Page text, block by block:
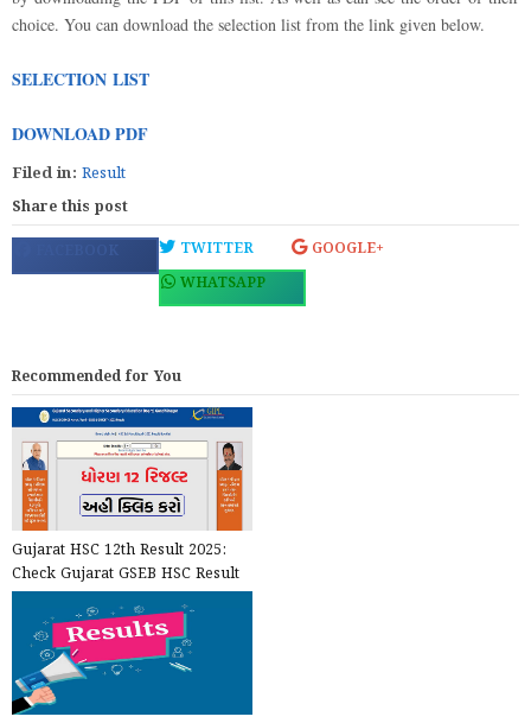
choice. You can download the selection list from the link given below.
SELECTION LIST
DOWNLOAD PDF
Filed in: Result
Share this post
FACEBOOK TWITTER
GOOGLE+
WHATSAPP
Recommended for You
Gujarat HSC 12th Result 2025:
Check Gujarat GSEB HSC Result
For 12th Class